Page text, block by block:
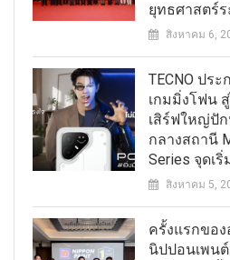
ยุทธศาสตร์
สิงหาคม 6,
TECNO ปร
เกมมิ่งโฟน
เสิร์ฟใหญ่ปั
กลางสถานี
Series จุดเ
สิงหาคม 5,
ครั้งแรกขอ
นิปปอนเพน